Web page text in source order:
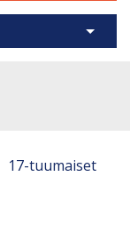
Avaa
17-tuumaiset